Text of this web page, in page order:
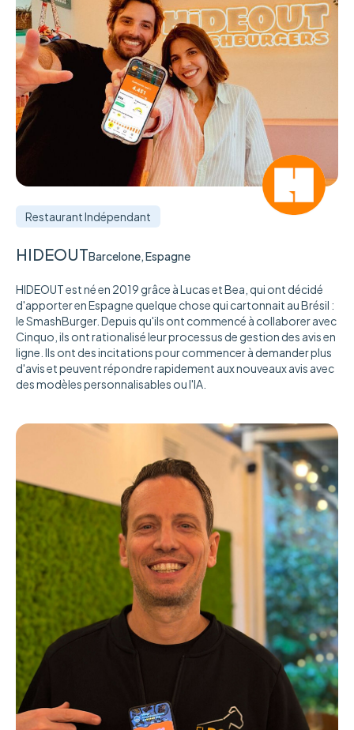
Restaurant Indépendant
HIDEOUTBarcelone, Espagne
HIDEOUT est né en 2019 grâce à Lucas et Bea, qui ont décidé
d'apporter en Espagne quelque chose qui cartonnait au Brésil :
le SmashBurger. Depuis qu'ils ont commencé à collaborer avec
Cinquo, ils ont rationalisé leur processus de gestion des avis en
ligne. Ils ont des incitations pour commencer à demander plus
d'avis et peuvent répondre rapidement aux nouveaux avis avec
des modèles personnalisables ou l'IA.